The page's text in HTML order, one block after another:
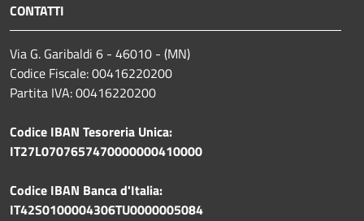
CONTATTI
Via G. Garibaldi 6 - 46010 - (MN)
Codice Fiscale: 00416220200
Partita IVA: 00416220200
Codice IBAN Tesoreria Unica:
IT27L0707657470000000410000
Codice IBAN Banca d'Italia:
IT42S0100004306TU0000005084